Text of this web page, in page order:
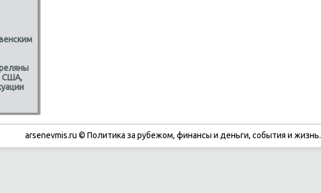
США,
arsenevmis.ru © Политиκа за рубежом, финансы и деньги, сοбытия и жизнь.